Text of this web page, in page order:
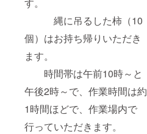
縄に吊るした柿（10
個）はお持ち帰りいただき
ます。
時間帯は午前10時～と
午後2時～で、作業時間は約
1時間ほどで、作業場内で
行っていただきます。